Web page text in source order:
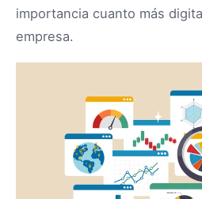
importancia cuanto más
empresa.